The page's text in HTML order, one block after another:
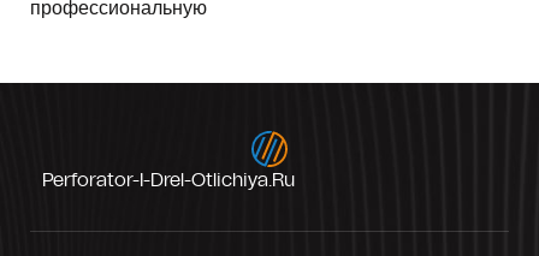
профессиональную
Perforator-I-Drel-Otlichiya.ru